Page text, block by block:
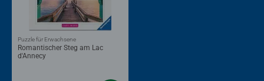
Romantischer Steg am Lac
d'Annecy
Puzzle für Erwachsene